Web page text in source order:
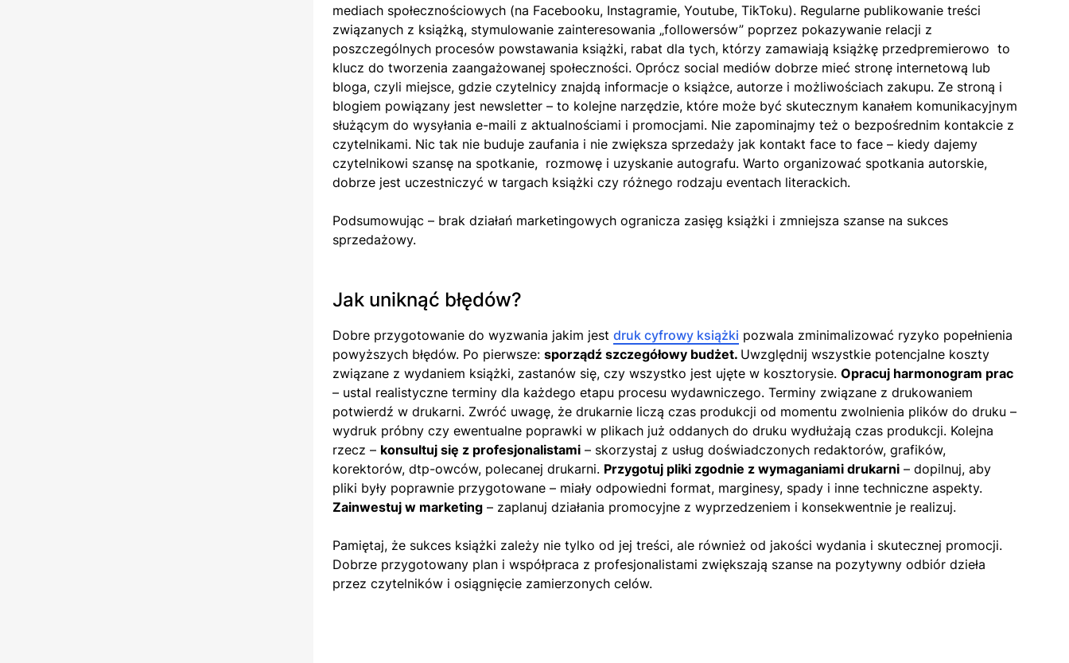
mediach społecznościowych (na Facebooku, Instagramie, Youtube, TikToku). Regularne publikowanie treści
związanych z książką, stymulowanie zainteresowania „followersów” poprzez pokazywanie relacji z
poszczególnych procesów powstawania książki, rabat dla tych, którzy zamawiają książkę przedpremierowo to
klucz do tworzenia zaangażowanej społeczności. Oprócz social mediów dobrze mieć stronę internetową lub
bloga, czyli miejsce, gdzie czytelnicy znajdą informacje o książce, autorze i możliwościach zakupu. Ze stroną i
blogiem powiązany jest newsletter – to kolejne narzędzie, które może być skutecznym kanałem komunikacyjnym
służącym do wysyłania e-maili z aktualnościami i promocjami. Nie zapominajmy też o bezpośrednim kontakcie z
czytelnikami. Nic tak nie buduje zaufania i nie zwiększa sprzedaży jak kontakt face to face – kiedy dajemy
czytelnikowi szansę na spotkanie, rozmowę i uzyskanie autografu. Warto organizować spotkania autorskie,
dobrze jest uczestniczyć w targach książki czy różnego rodzaju eventach literackich.
Podsumowując – brak działań marketingowych ogranicza zasięg książki i zmniejsza szanse na sukces
sprzedażowy.
Jak uniknąć błędów?
Dobre przygotowanie do wyzwania jakim jest druk cyfrowy książki pozwala zminimalizować ryzyko popełnienia
powyższych błędów. Po pierwsze: sporządź szczegółowy budżet. Uwzględnij wszystkie potencjalne koszty
związane z wydaniem książki, zastanów się, czy wszystko jest ujęte w kosztorysie. Opracuj harmonogram prac
– ustal realistyczne terminy dla każdego etapu procesu wydawniczego. Terminy związane z drukowaniem
potwierdź w drukarni. Zwróć uwagę, że drukarnie liczą czas produkcji od momentu zwolnienia plików do druku –
wydruk próbny czy ewentualne poprawki w plikach już oddanych do druku wydłużają czas produkcji. Kolejna
rzecz – konsultuj się z profesjonalistami – skorzystaj z usług doświadczonych redaktorów, grafików,
korektorów, dtp-owców, polecanej drukarni. Przygotuj pliki zgodnie z wymaganiami drukarni – dopilnuj, aby
pliki były poprawnie przygotowane – miały odpowiedni format, marginesy, spady i inne techniczne aspekty.
Zainwestuj w marketing – zaplanuj działania promocyjne z wyprzedzeniem i konsekwentnie je realizuj.
Pamiętaj, że sukces książki zależy nie tylko od jej treści, ale również od jakości wydania i skutecznej promocji.
Dobrze przygotowany plan i współpraca z profesjonalistami zwiększają szanse na pozytywny odbiór dzieła
przez czytelników i osiągnięcie zamierzonych celów.